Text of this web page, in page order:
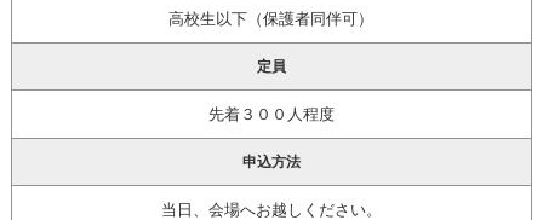
高校生以下（保護者同伴可）
定員
先着３００人程度
申込方法
当日、会場へお越しください。